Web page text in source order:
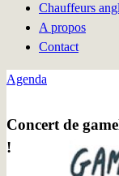
Chauffeurs
A propos
Contact
Agenda
Concert de
!